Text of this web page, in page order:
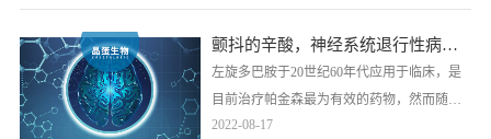
颤抖的辛酸，神经系统退行性病变之帕金森
左旋多巴胺于20世纪60年代应用于临床，是
目前治疗帕金森最为有效的药物，然而随着
疾病进展，黑质纹状体多巴胺能神经元逐渐
2022-08-17